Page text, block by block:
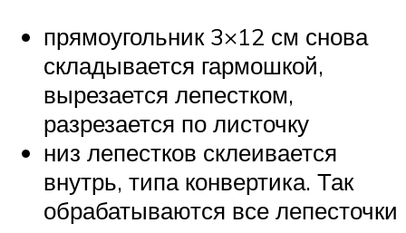
прямоугольник 3×12 см снова
складывается гармошкой,
вырезается лепестком,
разрезается по листочку
низ лепестков склеивается
внутрь, типа конвертика. Так
обрабатываются все лепесточки